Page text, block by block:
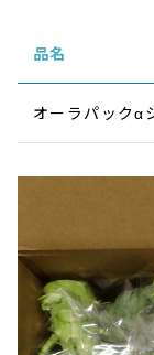
品名
オーラパックα